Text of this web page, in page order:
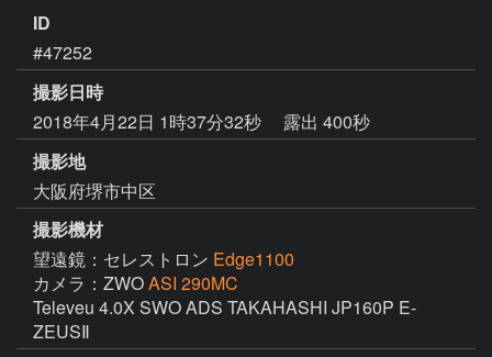
ID
#47252
撮影日時
2018年4月22日 1時37分32秒
露出 400秒
撮影地
大阪府堺市中区
撮影機材
望遠鏡：セレストロン Edge1100
カメラ：ZWOASI 290MC
Televeu 4.0X SWO ADS TAKAHASHI JP160P E-
ZEUSⅡ